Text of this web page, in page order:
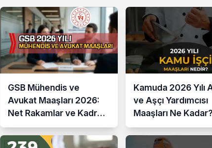
GSB Mühendis ve
Avukat Maaşları 2026:
Net Rakamlar ve Kadro
Karşılaştırması
Kamuda 2026 Yılı
ve Aşçı Yardımcısı
Maaşları Ne Kadar?